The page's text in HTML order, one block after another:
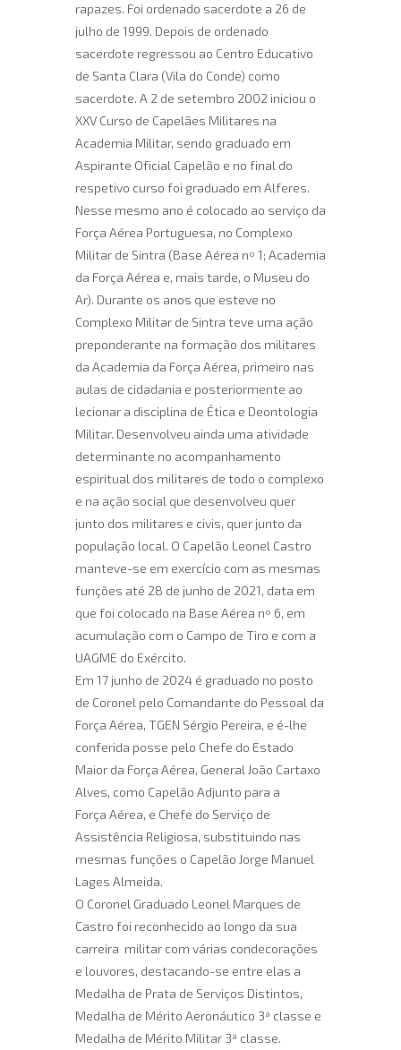
rapazes. Foi ordenado sacerdote a 26 de
julho de 1999. Depois de ordenado
sacerdote regressou ao Centro Educativo
de Santa Clara (Vila do Conde) como
sacerdote. A 2 de setembro 2002 iniciou o
XXV Curso de Capelães Militares na
Academia Militar, sendo graduado em
Aspirante Oficial Capelão e no final do
respetivo curso foi graduado em Alferes.
Nesse mesmo ano é colocado ao serviço da
Força Aérea Portuguesa, no Complexo
Militar de Sintra (Base Aérea nº 1; Academia
da Força Aérea e, mais tarde, o Museu do
Ar). Durante os anos que esteve no
Complexo Militar de Sintra teve uma ação
preponderante na formação dos militares
da Academia da Força Aérea, primeiro nas
aulas de cidadania e posteriormente ao
lecionar a disciplina de Ética e Deontologia
Militar. Desenvolveu ainda uma atividade
determinante no acompanhamento
espiritual dos militares de todo o complexo
e na ação social que desenvolveu quer
junto dos militares e civis, quer junto da
população local. O Capelão Leonel Castro
manteve-se em exercício com as mesmas
funções até 28 de junho de 2021, data em
que foi colocado na Base Aérea nº 6, em
acumulação com o Campo de Tiro e com a
UAGME do Exército.
Em 17 junho de 2024 é graduado no posto
de Coronel pelo Comandante do Pessoal da
Força Aérea, TGEN Sérgio Pereira, e é-lhe
conferida posse pelo Chefe do Estado
Maior da Força Aérea, General João Cartaxo
Alves, como Capelão Adjunto para a
Força Aérea, e Chefe do Serviço de
Assistência Religiosa, substituindo nas
mesmas funções o Capelão Jorge Manuel
Lages Almeida.
O Coronel Graduado Leonel Marques de
Castro foi reconhecido ao longo da sua
carreira militar com várias condecorações
e louvores, destacando-se entre elas a
Medalha de Prata de Serviços Distintos,
Medalha de Mérito Aeronáutico 3ª classe e
Medalha de Mérito Militar 3ª classe.